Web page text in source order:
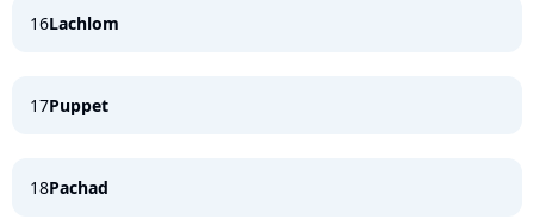
16Lachlom
17Puppet
18Pachad